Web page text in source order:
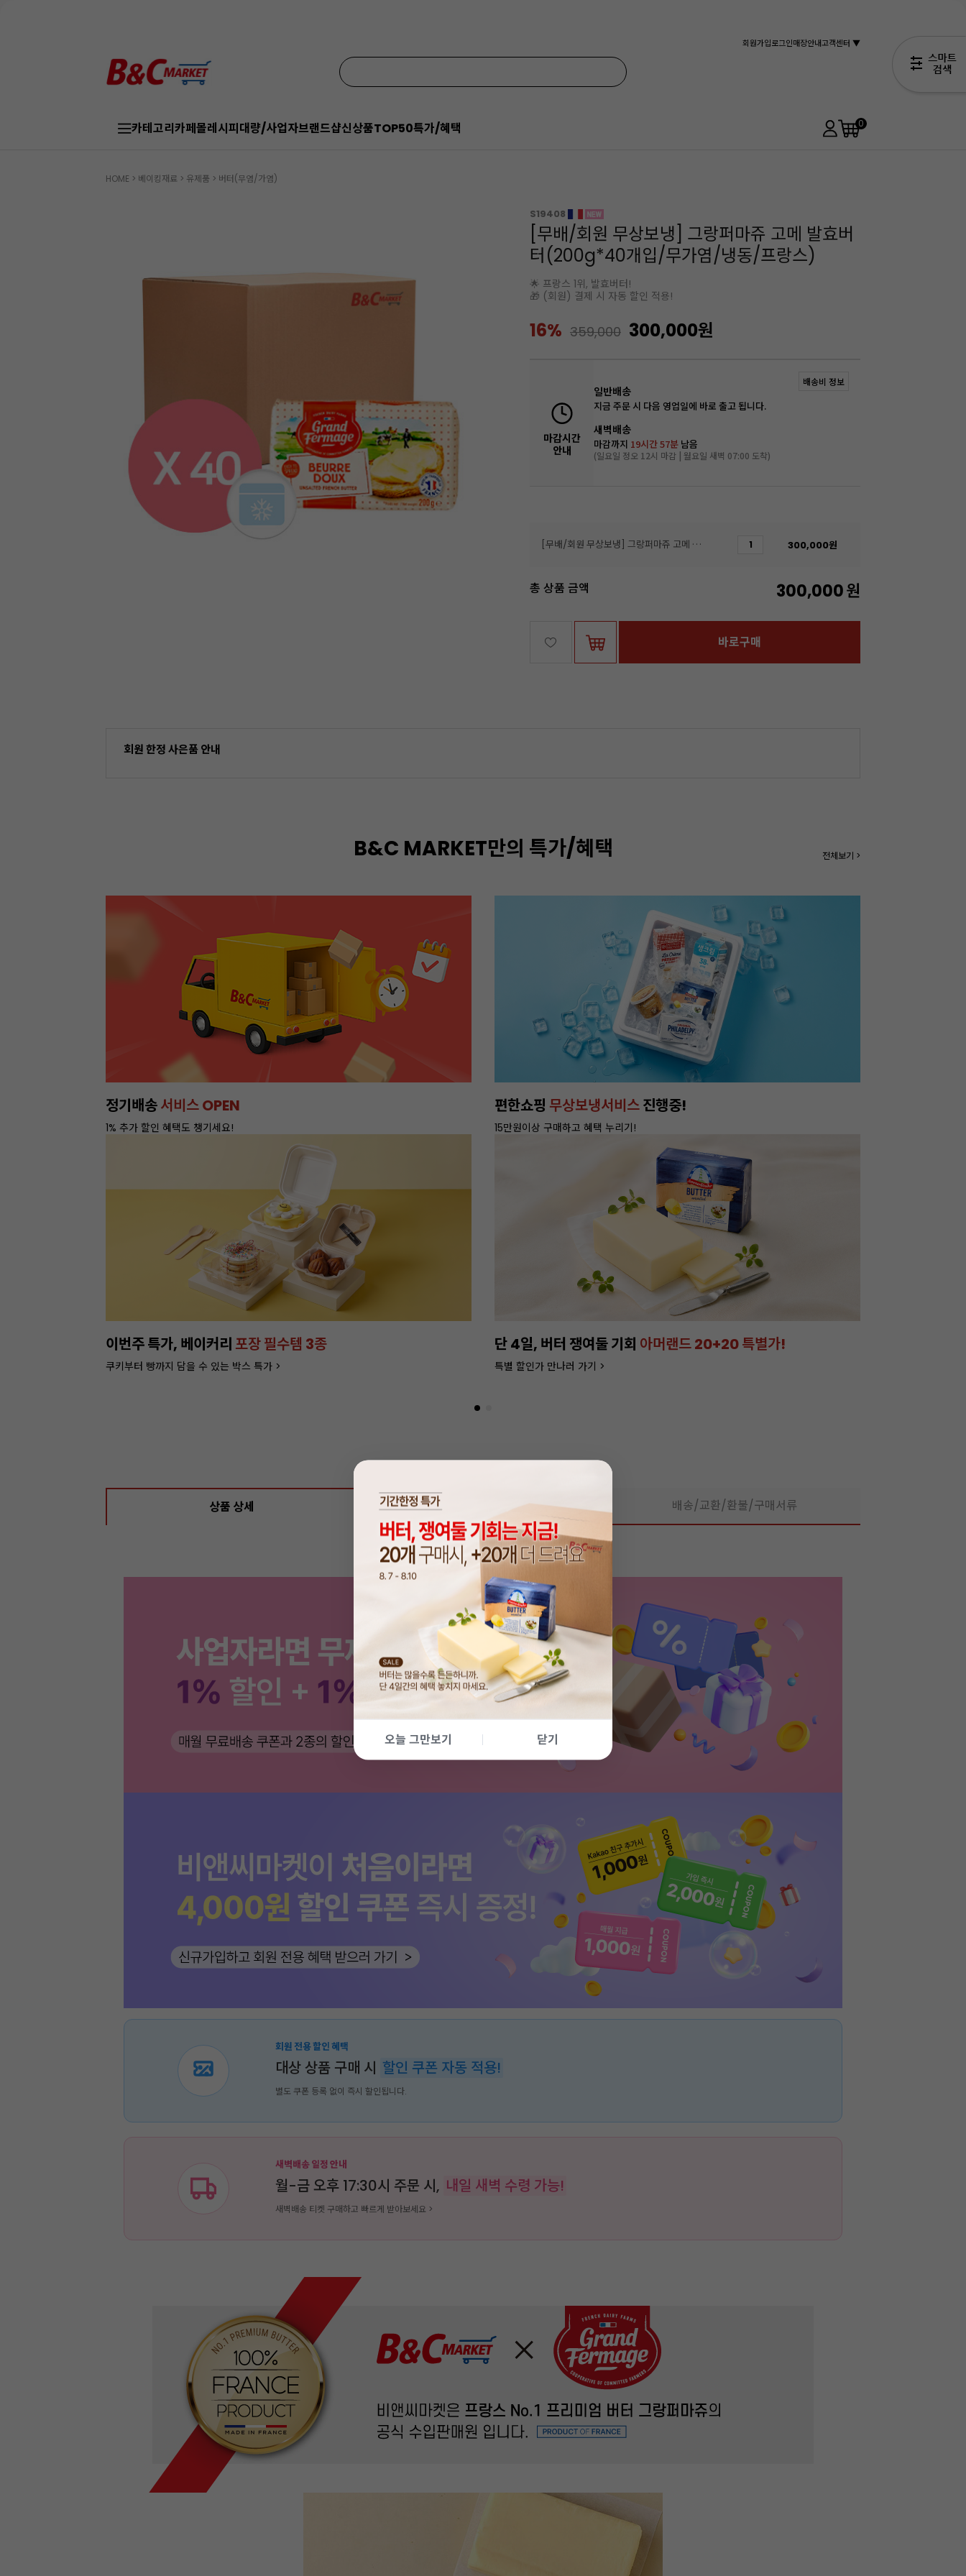
오늘 그만보기 닫기
회원가입로그인매장안내고객센터 ▼
카테고리카페몰레시피대량/사업자브랜드샵신상품TOP50특가/혜택 0
HOME > 베이킹재료 > 유제품 > 버터(무염/가염)
S19408
[무배/회원 무상보냉] 그랑퍼마쥬 고메 발효버
터(200g*40개입/무가염/냉동/프랑스)
🌟 프랑스 1위, 발효버터!
🎁 (회원) 결제 시 자동 할인 적용!
16% 359,000 300,000원
마감시간
안내
일반배송
지금 주문 시 다음 영업일에 바로 출고 됩니다.
새벽배송
마감까지 19시간 57분 남음
(일요일 정오 12시 마감 | 월요일 새벽 07:00 도착)
배송비 정보
[무배/회원 무상보냉] 그랑퍼마쥬 고메 발효버터(200g*40개입/무가염/냉동/프랑스) 300,000원
총 상품 금액 300,000원
바로구매
회원 한정 사은품 안내
B&C MARKET만의 특가/혜택 전체보기 >
이번주 특가, 유지방 35%
온라인 특가로 구매하러 가기 >
새벽배송으로,빠르게 받아보세요.
배달 가능 지역 확인하기>
잘되는 카페의 선택!인기 음료 파우더
라떼부터 스무디까지! 한번에 모아서 보러가기>
버터로 만든프리미엄 케이크 시트
더 좋은 품질과 맛으로 업그레드 되었어요!
상품 상세 배송/교환/환불/구매서류
회원 전용 할인 혜택
대상 상품 구매 시 할인 쿠폰 자동 적용!
별도 쿠폰 등록 없이 즉시 할인됩니다.
새벽배송 일정 안내
월-금 오후 17:30시 주문 시, 내일 새벽 수령 가능!
새벽배송 티켓 구매하고 빠르게 받아보세요 >